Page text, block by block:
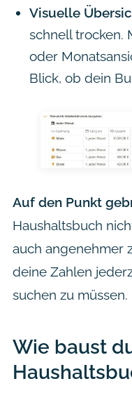
Visuelle
schnell trocken.
oder
Blick, ob dein
Auf den Punkt
Haushaltsbuch
auch angenehmer
deine Zahlen
suchen zu müssen.
Wie baust